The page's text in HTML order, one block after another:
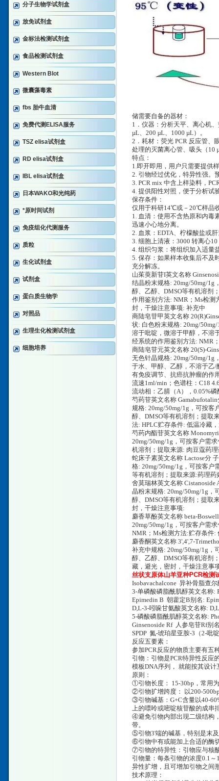
分子生物学试剂盒
放免试剂盒
金标法检测试剂盒
食品检测试剂盒
Western Blot
微囊藻毒素
fbs 胎牛血清
免费代测ELISA服务
TSZ elisa试剂盒
RD elisa试剂盒
IBL elisa试剂盒
日本WAKO和光纯药
*原时间试剂
免疫组化代测服务
质粒
生化试剂盒
试剂盒
蛋白质生物学
对照品
生理生化检测试剂盒
细胞培养
储需要自备的器材：
1．仪器：分析天平、离心机
µL、200 µL、1000 µL）。
2．耗材：荧光 PCR 反应管、
处理的灭菌离心管、吸头（10
特点：
1.即开即用，用户只需要提供
2. 引物经过优化，特异性强。
3. PCR mix 中含上样染料，
4. 提供阳性对照，便于分析试
保存条件：
仅用于科研14℃或－20℃样品
1. 血清：使用不含热原和内毒
迅速小心地分离。
2. 血浆：EDTA、柠檬酸盐或
3. 细胞上清液：3000 转离心
4. 组织匀浆：将组织加入适量
5. 保存：如果样本收集后不及
充分解冻。
山茱萸新苷I英文名称
结晶粉末规格: 20mg/50mg/1g
醇、乙醇、DMSO等有机溶剂
作用鉴别方法: NMR；Ms检测
封，干燥注意事项: 补充中
商陆皂苷甲英文名称
状: 白色粉末规格: 20mg/
溶于吡啶，微溶于甲醇，不溶
经系统的作用鉴别方法: NMR
商陆皂苷元英文名称 20(S)-
无色针晶规格: 20mg/50mg/1g
于水、甲醇、乙醇，不溶于乙/
有免疫调节、抗癌抗肿瘤的作
流速1ml/min；色谱柱：C18
流动相：乙腈（A），0.05%
芍药苷英文名称
规格: 20mg/50mg/1g，可按客
醇、DMSO等有机溶剂；提取
法: HPLC贮存条件: 低温冷藏
芍药内酯苷英文名称
20mg/50mg/1g，可按客户需
机溶剂；提取来源: 肉豆蔻药
蛇床子素英文名称 Lactose分
格: 20mg/50mg/1g，可按客户
等有机溶剂；提取来源:药理
舍莫瑞林英文名称 Cistanoside
晶粉末规格: 20mg/50mg/1g，
醇、DMSO等有机溶剂；提取
封，干燥注意事项:
麝香草酚英文名称 beta-
20mg/50mg/1g，可按客户需
NMR；Ms检测方法:贮存条件:
麝香酮英文名称 3',4',7-
补充中规格: 20mg/50mg/1g，
醇、乙醇、DMSO等有机溶剂
藏，避光，密封，干燥注意事
丝状支原体山羊亚种PCR检测
Isobavachalcone 异补骨脂查
3-单磷酸磷脂酰肌醇英文名称:
Epimedin B 朝藿定B别名:
D,L-3-吲哚甘氨酸英文名称:
5-磷酸磷脂酰肌醇英文名称:
Ginsenoside Rf 人参皂苷Rf别
SPDP 氮-琥珀星亚胺-3（2-吡
反应五要素：
参加PCR反应的物质主要有五
引物：引物是PCR特异性反应
模板DNA序列， 就能按其设
原则：
①引物长度： 15-30bp，常用
②引物扩增跨度： 以200-
③引物碱基：G+C含量以40-
上的嘌呤或嘧啶核苷酸的成串
④避免引物内部出现二级结构
带。
⑤引物3'端的碱基，特别是末
⑥引物中有或能加上合适的酶
⑦引物的特异性：引物应与核
引物量：每条引物的浓度0.1
异性扩增，且可增加引物之间
技术原理：